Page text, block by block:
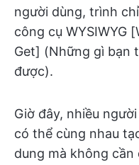
người dùng, trình
công cụ WYSIWYG
Get] (Những gì bạn
được).
Giờ đây, nhiều
có thể cùng nhau
dung mà không